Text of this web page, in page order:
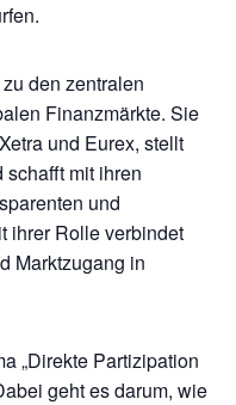
den zentralen
Finanzmärkte. Sie
und Eurex, stellt
schafft mit ihren
und
ihrer Rolle verbindet
Marktzugang in
„Direkte Partizipation
geht es darum, wie